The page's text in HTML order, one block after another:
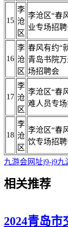
15
李
沧
区
李沧区“春
业专场招
16
李
沧
区
春风有约“
青岛书院
场招聘会
17
李
沧
区
李沧区“春
难人员专
18
李
沧
区
李沧区“春
饮专场招
九游会网址j9-j9
相关推荐
2024青岛